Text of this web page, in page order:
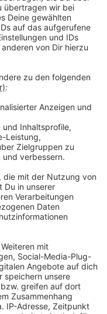
die Handys
Mängelmelder
trotz Streik